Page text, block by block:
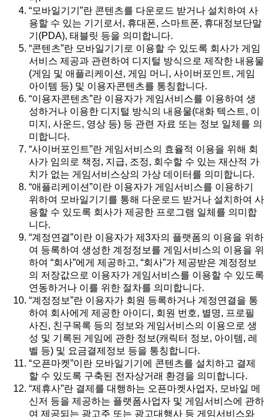
“모바일기기”란 콘텐츠를 다운로드 받거나 설치하여 사
용할 수 있는 기기로서, 휴대폰, 스마트폰, 휴대정보단말
기(PDA), 태블릿 등을 의미합니다.
“콘텐츠”란 모바일기기로 이용할 수 있도록 회사가 게임
서비스 제공과 관련하여 디지털 방식으로 제작한 내용물
(게임 및 애플리케이션, 게임 머니, 사이버포인트, 게임
아이템 등) 및 이용자콘텐츠를 통칭합니다.
“이용자콘텐츠”란 이용자가 게임서비스를 이용하여 생
성하거나 이용한 디지털 방식의 내용물(대화 텍스트, 이
미지, 사운드, 영상 등) 등 관련 자료 또는 정보 일체를 의
미합니다.
“사이버포인트”란 게임서비스의 효율적 이용을 위해 회
사가 임의로 책정, 지급, 조정, 회수할 수 있는 재산적 가
치가 없는 게임서비스상의 가상 데이터를 의미합니다.
“애플리케이션”이란 이용자가 게임서비스를 이용하기
위하여 모바일기기를 통해 다운로드 받거나 설치하여 사
용할 수 있도록 회사가 제공한 프로그램 일체를 의미합
니다.
“계정연결”이란 이용자가 제3자의 플랫폼의 이용을 위하
여 등록하여 생성한 계정정보를 게임서비스의 이용을 위
하여 “회사”에게 제공하고, “회사”가 제공받은 계정정보
의 저장값으로 이용자가 게임서비스를 이용할 수 있도록
연동하거나 이를 위한 절차를 의미합니다.
“계정정보”란 이용자가 회원 등록하거나 계정연결을 통
하여 회사에게 제공한 아이디, 회원 번호, 별명, 프로필
사진, 친구목록 등의 정보와 게임서비스의 이용으로 생
성 및 기록된 게임에 관한 정보(캐릭터 정보, 아이템, 레
벨 등) 및 요금결제정보 등을 통칭합니다.
“오픈마켓”이란 모바일기기에 콘텐츠를 설치하고 결제
할 수 있도록 구축된 전자상거래 환경을 의미합니다.
“제휴사”란 결제를 대행하는 오픈마켓사업자, 모바일 메
신저 등을 제공하는 플랫폼사업자 및 게임서비스에 관하
여 제공되는 광고주 또는 광고대행사 등 게임서비스와